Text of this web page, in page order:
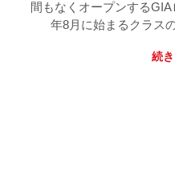
間もなくオープンする
年8月に始まるクラス
続